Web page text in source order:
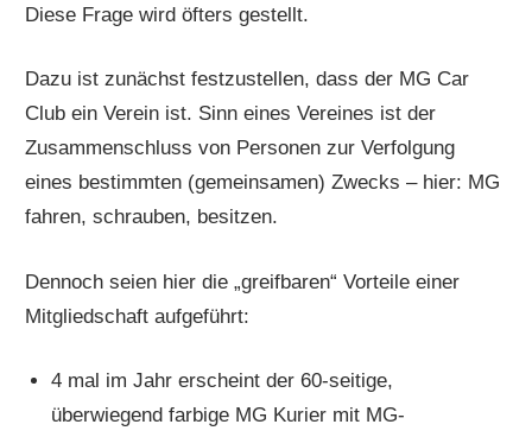
Diese Frage wird öfters gestellt.
Dazu ist zunächst festzustellen, dass der MG Car
Club ein Verein ist. Sinn eines Vereines ist der
Zusammenschluss von Personen zur Verfolgung
eines bestimmten (gemeinsamen) Zwecks – hier: MG
fahren, schrauben, besitzen.
Dennoch seien hier die „greifbaren“ Vorteile einer
Mitgliedschaft aufgeführt:
4 mal im Jahr erscheint der 60-seitige,
überwiegend farbige MG Kurier mit MG-